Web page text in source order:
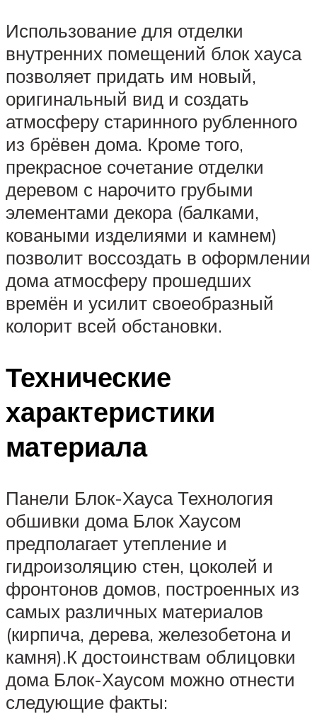
Использование для отделки
внутренних помещений блок хауса
позволяет придать им новый,
оригинальный вид и создать
атмосферу старинного рубленного
из брёвен дома. Кроме того,
прекрасное сочетание отделки
деревом с нарочито грубыми
элементами декора (балками,
коваными изделиями и камнем)
позволит воссоздать в оформлении
дома атмосферу прошедших
времён и усилит своеобразный
колорит всей обстановки.
Технические
характеристики
материала
Панели Блок-Хауса Технология
обшивки дома Блок Хаусом
предполагает утепление и
гидроизоляцию стен, цоколей и
фронтонов домов, построенных из
самых различных материалов
(кирпича, дерева, железобетона и
камня).К достоинствам облицовки
дома Блок-Хаусом можно отнести
следующие факты: